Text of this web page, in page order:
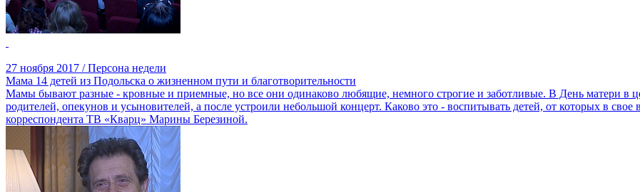
27 ноября 2017 / Персона недели
Мама 14 детей из Подольска о жизненном пути и благотворительности
Мамы бывают разные - кровные и приемные, но все они одинаково любящие, немного строгие и заботливые. В День матери в
родителей, опекунов и усыновителей, а после устроили небольшой концерт. Каково это - воспитывать детей, от которых в свое
корреспондента ТВ «Кварц» Марины Березиной.